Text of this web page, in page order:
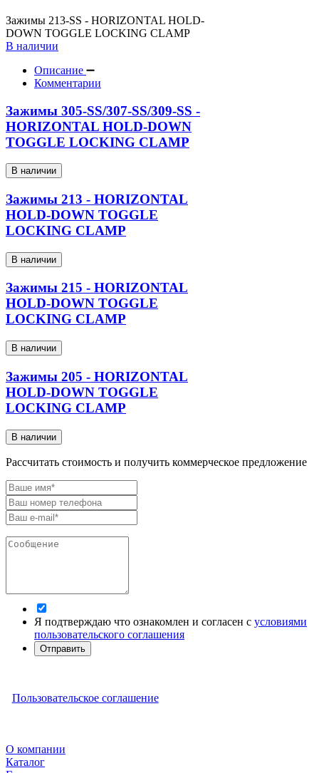
Зажимы 213-SS - HORIZONTAL HOLD-
DOWN TOGGLE LOCKING CLAMP
В наличии
Описание
Комментарии
Зажимы 305-SS/307-SS/309-SS -
HORIZONTAL HOLD-DOWN
TOGGLE LOCKING CLAMP
В наличии
Зажимы 213 - HORIZONTAL
HOLD-DOWN TOGGLE
LOCKING CLAMP
В наличии
Зажимы 215 - HORIZONTAL
HOLD-DOWN TOGGLE
LOCKING CLAMP
В наличии
Зажимы 205 - HORIZONTAL
HOLD-DOWN TOGGLE
LOCKING CLAMP
В наличии
Рассчитать стоимость и получить коммерческое предложение
Я подтверждаю что ознакомлен и согласен с условиями
пользовательского соглашения
Отправить
Пользовательское соглашение
О компании
Каталог